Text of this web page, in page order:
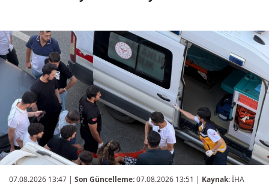
07.08.2026 13:47 | Son Güncelleme:07.08.2026 13:51 | Kaynak:İHA